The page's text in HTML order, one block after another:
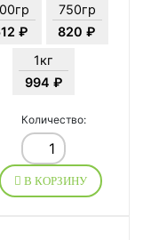
₽
750гр
820 ₽
1кг
994 ₽
Количество:
В КОРЗИНУ